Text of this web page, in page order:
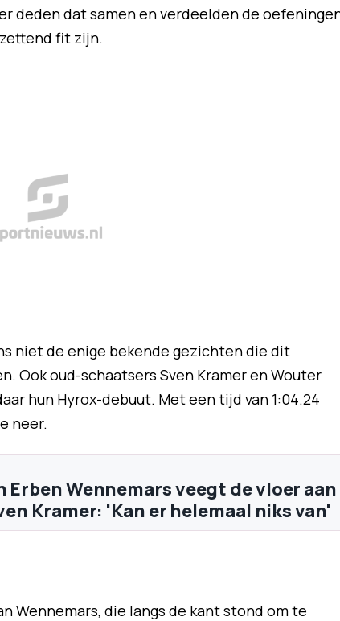
deden dat samen en verdeelden de
fit zijn.
niet de enige bekende gezichten die dit
Ook oud-schaatsers Sven Kramer en Wouter
hun Hyrox-debuut. Met een tijd van 1:04.24
neer.
Wennemars veegt de vloer aan
Kramer: 'Kan er helemaal niks van'
Wennemars, die langs de kant stond om te